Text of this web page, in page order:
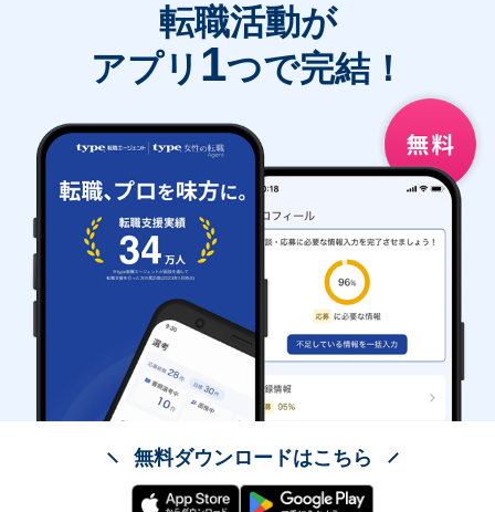
転職活動が
アプリ 1つで完結！
無料ダウンロードはこちら